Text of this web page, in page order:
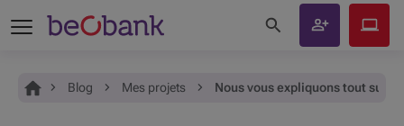
Vous êtes ici:
Accueil Blog Mes projets Nous vous expliquons tout sur